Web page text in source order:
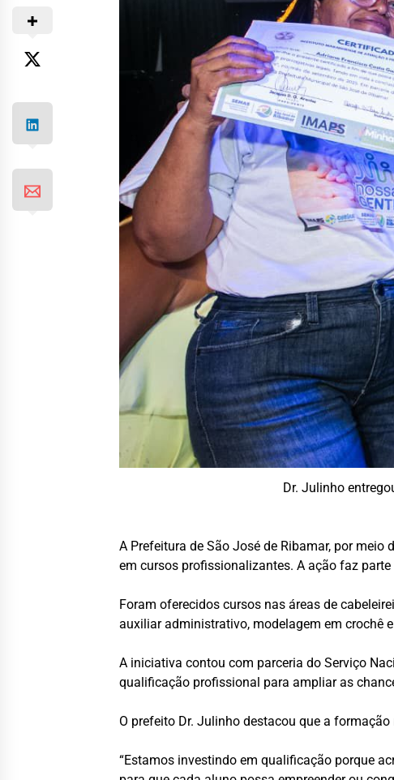
Dr. Julinho
A Prefeitura de São José de Ribamar, por
em cursos profissionalizantes. A ação faz
Foram oferecidos cursos nas áreas de
auxiliar administrativo, modelagem em crochê
A iniciativa contou com parceria do Serviço
qualificação profissional para ampliar as
O prefeito Dr. Julinho destacou que a
“Estamos investindo em qualificação porque